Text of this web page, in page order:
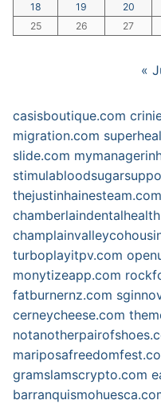
18
19 20
25
26 27
«
casisboutique.com
migration.com
slide.com
thejustinhainesteam.com
turboplayitpv.com
monytizeapp.com
fatburnernz.com
cerneycheese.com
gramslamscrypto.com